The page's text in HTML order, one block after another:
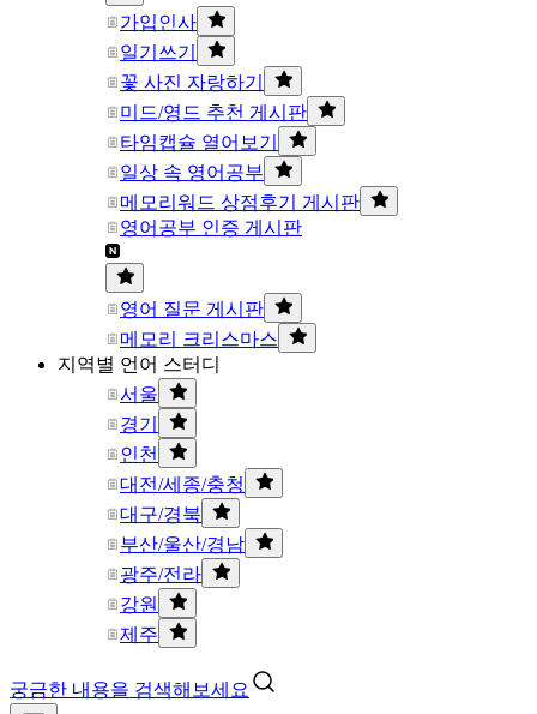
가입인사
일기쓰기
꽃 사진 자랑하기
미드/영드 추천 게시판
타임캡슐 열어보기
일상 속 영어공부
메모리워드 상점후기 게시판
영어공부 인증 게시판
영어 질문 게시판
메모리 크리스마스
지역별 언어 스터디
서울
경기
인천
대전/세종/충청
대구/경북
부산/울산/경남
광주/전라
강원
제주
궁금한 내용을 검색해보세요